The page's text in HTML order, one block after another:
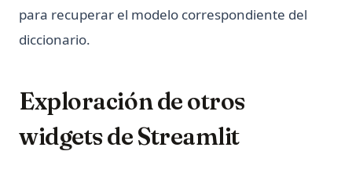
para recuperar el modelo correspondiente del
diccionario.
Exploración de otros
widgets de Streamlit